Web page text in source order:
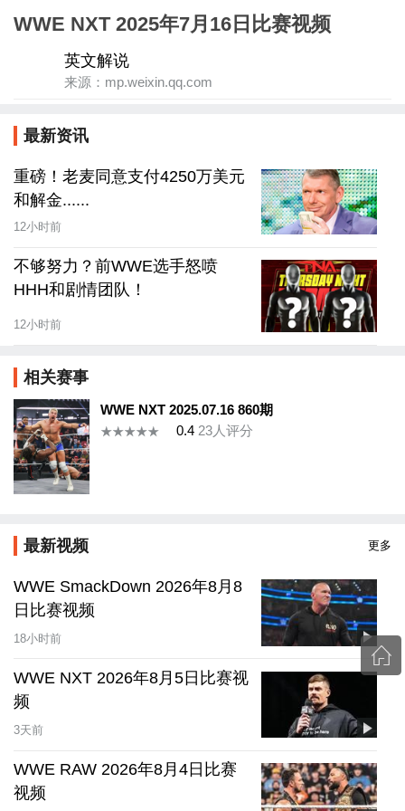
WWE NXT 2025年7月16日比赛视频
英文解说
来源：mp.weixin.qq.com
最新资讯
重磅！老麦同意支付4250万美元
和解金......
12小时前
不够努力？前WWE选手怒喷
HHH和剧情团队！
12小时前
相关赛事
WWE NXT 2025.07.16 860期
0.4 23人评分
最新视频 更多
WWE SmackDown 2026年8月8
日比赛视频
18小时前
WWE NXT 2026年8月5日比赛视
频
3天前
WWE RAW 2026年8月4日比赛
视频